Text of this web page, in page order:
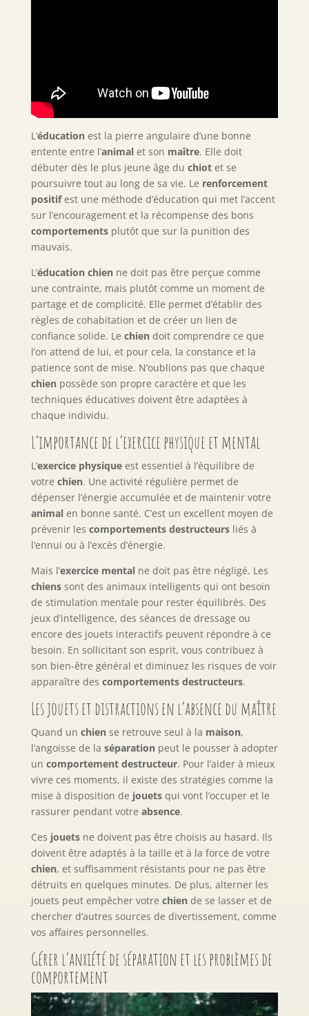
L’éducation est la pierre angulaire d’une bonne
entente entre l’animalet son maître. Elle doit
débuter dès le plus jeune âge du chiotet se
poursuivre tout au long de sa vie. Le renforcement
positifest une méthode d’éducation qui met l’accent
sur l’encouragement et la récompense des bons
comportementsplutôt que sur la punition des
mauvais.
L’éducation chienne doit pas être perçue comme
une contrainte, mais plutôt comme un moment de
partage et de complicité. Elle permet d’établir des
règles de cohabitation et de créer un lien de
confiance solide. Le chien doit comprendre ce que
l’on attend de lui, et pour cela, la constance et la
patience sont de mise. N’oublions pas que chaque
chien possède son propre caractère et que les
techniques éducatives doivent être adaptées à
chaque individu.
L’importance de l’exercice physique et mental
L’exercice physiqueest essentiel à l’équilibre de
votre chien. Une activité régulière permet de
dépenser l’énergie accumulée et de maintenir votre
animalen bonne santé. C’est un excellent moyen de
prévenir les comportements destructeursliés à
l’ennui ou à l’excès d’énergie.
Mais l’exercice mentalne doit pas être négligé. Les
chienssont des animaux intelligents qui ont besoin
de stimulation mentale pour rester équilibrés. Des
jeux d’intelligence, des séances de dressage ou
encore des jouets interactifs peuvent répondre à ce
besoin. En sollicitant son esprit, vous contribuez à
son bien-être général et diminuez les risques de voir
apparaître des comportements destructeurs.
Les jouets et distractions en l’absence du maître
Quand un chien se retrouve seul à la maison,
l’angoisse de la séparation peut le pousser à adopter
un comportement destructeur. Pour l’aider à mieux
vivre ces moments, il existe des stratégies comme la
mise à disposition de jouetsqui vont l’occuper et le
rassurer pendant votre absence.
Ces jouetsne doivent pas être choisis au hasard. Ils
doivent être adaptés à la taille et à la force de votre
chien, et suffisamment résistants pour ne pas être
détruits en quelques minutes. De plus, alterner les
jouets peut empêcher votre chien de se lasser et de
chercher d’autres sources de divertissement, comme
vos affaires personnelles.
Gérer l’anxiété de séparation et les problèmes de
comportement